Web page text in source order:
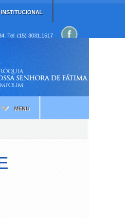
INSTITUCIONAL
Tel: (15) 3031.1517
MENU